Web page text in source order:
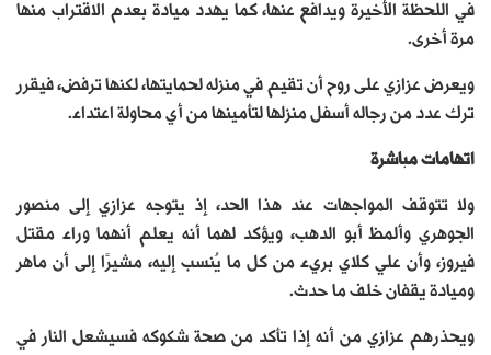
في اللحظة الأخيرة ويدافع عنها، كما يهدد ميادة بعدم الاقتراب منها
مرة أخرى.
ويعرض عزازي على روح أن تقيم في منزله لحمايتها، لكنها ترفض، فيقرر
ترك عدد من رجاله أسفل منزلها لتأمينها من أي محاولة اعتداء.
اتهامات مباشرة
ولا تتوقف المواجهات عند هذا الحد، إذ يتوجه عزازي إلى منصور
الجوهري وألمظ أبو الدهب، ويؤكد لهما أنه يعلم أنهما وراء مقتل
فيروز، وأن علي كلاي بريء من كل ما يُنسب إليه، مشيرًا إلى أن ماهر
وميادة يقفان خلف ما حدث.
ويحذرهم عزازي من أنه إذا تأكد من صحة شكوكه فسيشعل النار في